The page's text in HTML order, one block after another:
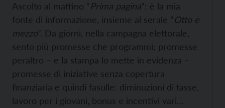
Ascolto al mattino “Prima pagina”: è la mia
fonte di informazione, insieme al serale “ Otto e
mezzo”. Da giorni, nella campagna elettorale,
sento più promesse che programmi; promesse
peraltro – e la stampa lo mette in evidenza –
promesse di iniziative senza copertura
finanziaria e quindi fasulle: diminuzioni di tasse,
lavoro per i giovani, bonus e incentivi vari…